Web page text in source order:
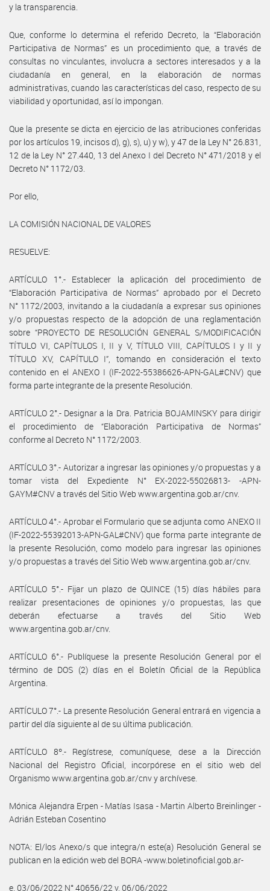
y la transparencia.
Que, conforme lo determina el referido Decreto, la “Elaboración
Participativa de Normas” es un procedimiento que, a través de
consultas no vinculantes, involucra a sectores interesados y a la
ciudadanía en general, en la elaboración de normas
administrativas, cuando las características del caso, respecto de su
viabilidad y oportunidad, así lo impongan.
Que la presente se dicta en ejercicio de las atribuciones conferidas
por los artículos 19, incisos d), g), s), u) y w), y 47 de la Ley N° 26.831,
12 de la Ley N° 27.440, 13 del Anexo I del Decreto N° 471/2018 y el
Decreto N° 1172/03.
Por ello,
LA COMISIÓN NACIONAL DE VALORES
RESUELVE:
ARTÍCULO 1°.- Establecer la aplicación del procedimiento de
“Elaboración Participativa de Normas” aprobado por el Decreto
N° 1172/2003, invitando a la ciudadanía a expresar sus opiniones
y/o propuestas respecto de la adopción de una reglamentación
sobre “PROYECTO DE RESOLUCIÓN GENERAL S/MODIFICACIÓN
TÍTULO VI, CAPÍTULOS I, II y V, TÍTULO VIII, CAPÍTULOS I y II y
TÍTULO XV, CAPÍTULO I”, tomando en consideración el texto
contenido en el ANEXO I (IF-2022-55386626-APN-GAL#CNV) que
forma parte integrante de la presente Resolución.
ARTÍCULO 2°.- Designar a la Dra. Patricia BOJAMINSKY para dirigir
el procedimiento de “Elaboración Participativa de Normas”
conforme al Decreto N° 1172/2003.
ARTÍCULO 3°.- Autorizar a ingresar las opiniones y/o propuestas y a
tomar vista del Expediente N° EX-2022-55026813- -APN-
GAYM#CNV a través del Sitio Web www.argentina.gob.ar/cnv.
ARTÍCULO 4°.- Aprobar el Formulario que se adjunta como ANEXO II
(IF-2022-55392013-APN-GAL#CNV) que forma parte integrante de
la presente Resolución, como modelo para ingresar las opiniones
y/o propuestas a través del Sitio Web www.argentina.gob.ar/cnv.
ARTÍCULO 5°.- Fijar un plazo de QUINCE (15) días hábiles para
realizar presentaciones de opiniones y/o propuestas, las que
deberán efectuarse a través del Sitio Web
www.argentina.gob.ar/cnv.
ARTÍCULO 6°.- Publíquese la presente Resolución General por el
término de DOS (2) días en el Boletín Oficial de la República
Argentina.
ARTÍCULO 7°.- La presente Resolución General entrará en vigencia a
partir del día siguiente al de su última publicación.
ARTÍCULO 8º.- Regístrese, comuníquese, dese a la Dirección
Nacional del Registro Oficial, incorpórese en el sitio web del
Organismo www.argentina.gob.ar/cnv y archívese.
Mónica Alejandra Erpen - Matías Isasa - Martin Alberto Breinlinger -
Adrián Esteban Cosentino
NOTA: El/los Anexo/s que integra/n este(a) Resolución General se
publican en la edición web del BORA -www.boletinoficial.gob.ar-
e. 03/06/2022 N° 40656/22 v. 06/06/2022